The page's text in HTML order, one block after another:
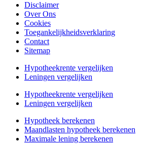
Disclaimer
Over Ons
Cookies
Toegankelijkheidsverklaring
Contact
Sitemap
Hypotheekrente vergelijken
Leningen vergelijken
Hypotheekrente vergelijken
Leningen vergelijken
Hypotheek berekenen
Maandlasten hypotheek berekenen
Maximale lening berekenen